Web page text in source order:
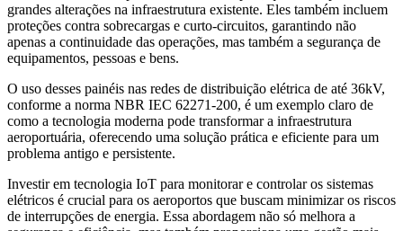
grandes alterações na infraestrutura existente. Eles também incluem
proteções contra sobrecargas e curto-circuitos, garantindo não
apenas a continuidade das operações, mas também a segurança de
equipamentos, pessoas e bens.
O uso desses painéis nas redes de distribuição elétrica de até 36kV,
conforme a norma NBR IEC 62271-200, é um exemplo claro de
como a tecnologia moderna pode transformar a infraestrutura
aeroportuária, oferecendo uma solução prática e eficiente para um
problema antigo e persistente.
Investir em tecnologia IoT para monitorar e controlar os sistemas
elétricos é crucial para os aeroportos que buscam minimizar os riscos
de interrupções de energia. Essa abordagem não só melhora a